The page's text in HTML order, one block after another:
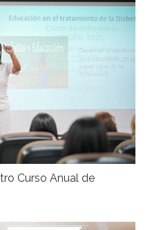
Curso Anual de